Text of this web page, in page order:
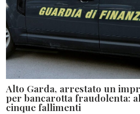
Alto Garda, arrestato un
per bancarotta fraudolenta:
cinque fallimenti